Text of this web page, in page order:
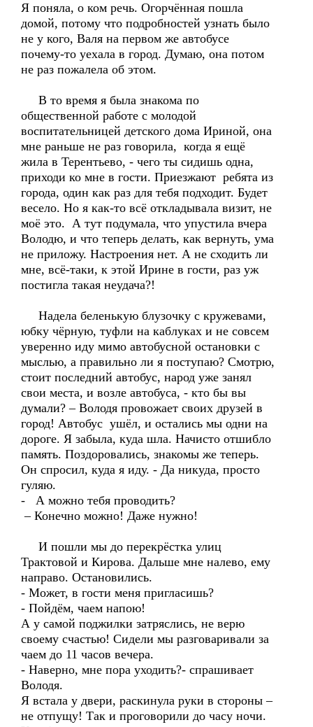
Я поняла, о ком речь. Огорчённая пошла
домой, потому что подробностей узнать было
не у кого, Валя на первом же автобусе
почему-то уехала в город. Думаю, она потом
не раз пожалела об этом.
В то время я была знакома по
общественной работе с молодой
воспитательницей детского дома Ириной, она
мне раньше не раз говорила, когда я ещё
жила в Терентьево, - чего ты сидишь одна,
приходи ко мне в гости. Приезжают ребята из
города, один как раз для тебя подходит. Будет
весело. Но я как-то всё откладывала визит, не
моё это. А тут подумала, что упустила вчера
Володю, и что теперь делать, как вернуть, ума
не приложу. Настроения нет. А не сходить ли
мне, всё-таки, к этой Ирине в гости, раз уж
постигла такая неудача?!
Надела беленькую блузочку с кружевами,
юбку чёрную, туфли на каблуках и не совсем
уверенно иду мимо автобусной остановки с
мыслью, а правильно ли я поступаю? Смотрю,
стоит последний автобус, народ уже занял
свои места, и возле автобуса, - кто бы вы
думали? – Володя провожает своих друзей в
город! Автобус ушёл, и остались мы одни на
дороге. Я забыла, куда шла. Начисто отшибло
память. Поздоровались, знакомы же теперь.
Он спросил, куда я иду. - Да никуда, просто
гуляю.
- А можно тебя проводить?
– Конечно можно! Даже нужно!
И пошли мы до перекрёстка улиц
Трактовой и Кирова. Дальше мне налево, ему
направо. Остановились.
- Может, в гости меня пригласишь?
- Пойдём, чаем напою!
А у самой поджилки затряслись, не верю
своему счастью! Сидели мы разговаривали за
чаем до 11 часов вечера.
- Наверно, мне пора уходить?- спрашивает
Володя.
Я встала у двери, раскинула руки в стороны –
не отпущу! Так и проговорили до часу ночи.